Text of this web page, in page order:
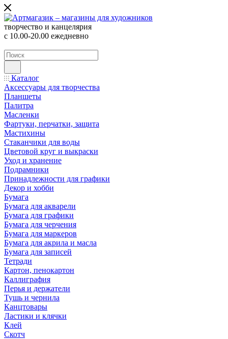
творчество и канцелярия
с 10.00-20.00 ежедневно
Каталог
Аксессуары для творчества
Планшеты
Палитра
Масленки
Фартуки, перчатки, защита
Мастихины
Стаканчики для воды
Цветовой круг и выкраски
Уход и хранение
Подрамники
Принадлежности для графики
Декор и хобби
Бумага
Бумага для акварели
Бумага для графики
Бумага для черчения
Бумага для маркеров
Бумага для акрила и масла
Бумага для записей
Тетради
Картон, пенокартон
Каллиграфия
Перья и держатели
Тушь и чернила
Канцтовары
Ластики и клячки
Клей
Скотч